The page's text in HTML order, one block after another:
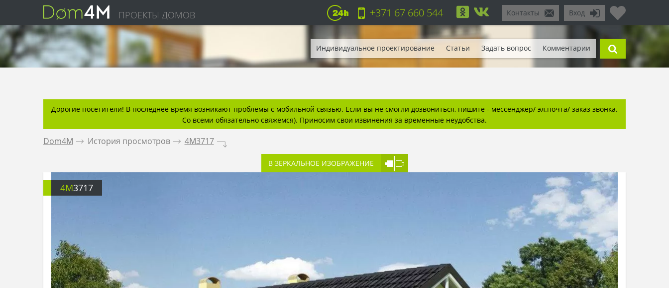
ПРОЕКТЫ ДОМОВ Вход
Контакты
+371 67 660 544
Индивидуальное проектирование Статьи Задать вопрос Комментарии
Дорогие посетители! В последнее время возникают проблемы с мобильной связью. Если вы не смогли дозвониться, пишите - мессенджер/ эл.почта/ заказ звонка.
Со всеми обязательно свяжемся). Приносим свои извинения за временные неудобства.
Dom4M . История просмотров . 4M3717 .
В ЗЕРКАЛЬНОЕ ИЗОБРАЖЕНИЕ
4M3717